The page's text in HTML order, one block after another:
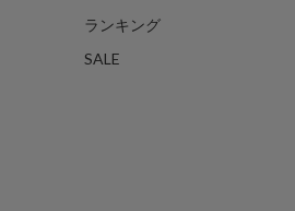
ランキング
SALE